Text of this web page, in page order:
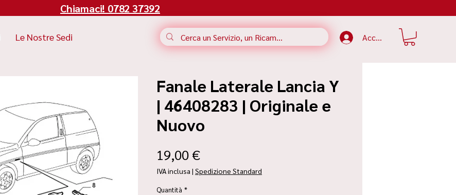
Chiamaci! 0782 37392
Accedi
Le Nostre Sedi
Fanale Laterale Lancia Y
| 46408283 | Originale e
Nuovo
19,00 €Prezzo
IVA inclusa | Spedizione Standard
Quantità *